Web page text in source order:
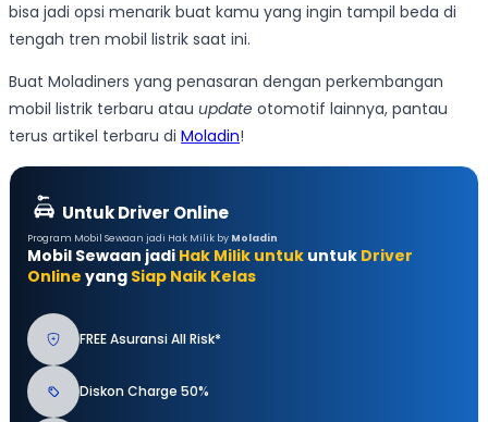
bisa jadi opsi menarik buat kamu yang ingin tampil beda di
tengah tren mobil listrik saat ini.
Buat Moladiners yang penasaran dengan perkembangan
mobil listrik terbaru atau update otomotif lainnya, pantau
terus artikel terbaru di Moladin!
Untuk Driver Online
Program Mobil Sewaan jadi Hak Milik by Moladin
Mobil Sewaan jadi Hak Milik untuk untuk Driver
Online yang Siap Naik Kelas
FREE Asuransi All Risk*
Diskon Charge 50%